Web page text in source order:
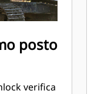
posto
verifica